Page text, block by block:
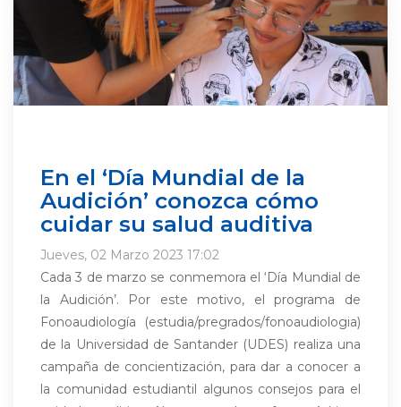
En el ‘Día Mundial de la
Audición’ conozca cómo
cuidar su salud auditiva
Jueves, 02 Marzo 2023 17:02
Cada 3 de marzo se conmemora el ‘Día Mundial de
la Audición’. Por este motivo, el programa de
Fonoaudiología (estudia/pregrados/fonoaudiologia)
de la Universidad de Santander (UDES) realiza una
campaña de concientización, para dar a conocer a
la comunidad estudiantil algunos consejos para el